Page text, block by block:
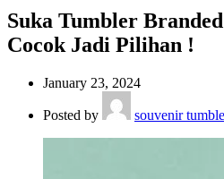
Suka Tumbler
Cocok Jadi Pilihan !
January 23, 2024
Posted by souvenir